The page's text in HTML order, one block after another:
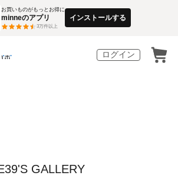
お買いものがもっとお得に
minneのアプリ
3万件以上
インストールする
ログイン
GALLERY